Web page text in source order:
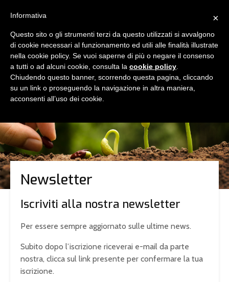
Newsletter
Iscriviti alla nostra newsletter
Per essere sempre aggiornato sulle ultime news.
Subito dopo l’iscrizione riceverai e-mail da parte
nostra, clicca sul link presente per confermare la tua
iscrizione.
×
Informativa
Questo sito o gli strumenti terzi da questo utilizzati si avvalgono
di cookie necessari al funzionamento ed utili alle finalità illustrate
nella cookie policy. Se vuoi saperne di più o negare il consenso
a tutti o ad alcuni cookie, consulta la cookie policy
Chiudendo questo banner, scorrendo questa pagina, cliccando
su un link o proseguendo la navigazione in altra maniera,
acconsenti all’uso dei cookie.